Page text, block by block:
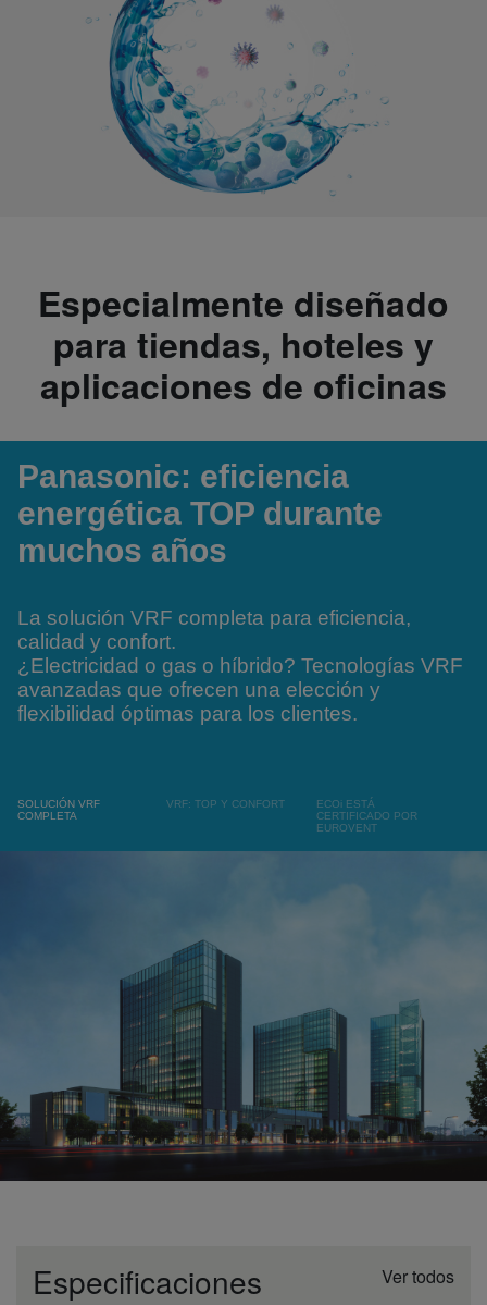
Especialmente diseñado
para tiendas, hoteles y
aplicaciones de oficinas
Panasonic: eficiencia
energética TOP durante
muchos años
La solución VRF completa para eficiencia,
calidad y confort.
¿Electricidad o gas o híbrido? Tecnologías VRF
avanzadas que ofrecen una elección y
flexibilidad óptimas para los clientes.
SOLUCIÓN VRF
COMPLETA
VRF: TOP Y CONFORT
ECOi ESTÁ
CERTIFICADO POR
EUROVENT
Especificaciones Ver todos